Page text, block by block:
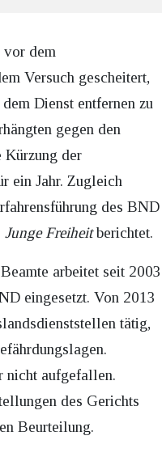
vor dem
Versuch gescheitert,
Dienst entfernen zu
gegen den
Kürzung der
ein Jahr. Zugleich
des BND
Junge Freiheitberichtet.
arbeitet seit 2003
eingesetzt. Von 2013
tätig,
nicht aufgefallen.
des Gerichts
Beurteilung.